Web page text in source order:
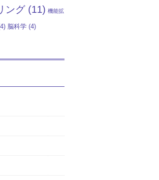
ング(11) 機能拡
脳科学 (4)